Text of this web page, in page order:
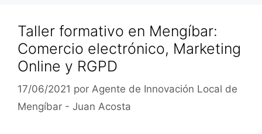
Taller formativo en Mengíbar:
Comercio electrónico, Marketing
Online y RGPD
17/06/2021 por Agente de Innovación Local de
Mengíbar - Juan Acosta